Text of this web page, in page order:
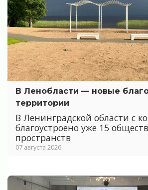
В Ленобласти — новые
территории
В Ленинградской области с
благоустроено уже 15
пространств
07 августа 2026